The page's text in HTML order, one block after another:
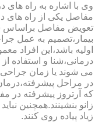
وی با اشاره به راه های
مفاصل یکی از راه های
تعویض مفاصل براساس
بیمار،تصمیم به عمل
اولیه باشد،این افراد
درمانی،شنا و استفاده
می شوند یا زمان
در مراحل
که آرتروز پیشرفته در
زانو بنشینند.همچنین
زیاد پیاده روی کنند.